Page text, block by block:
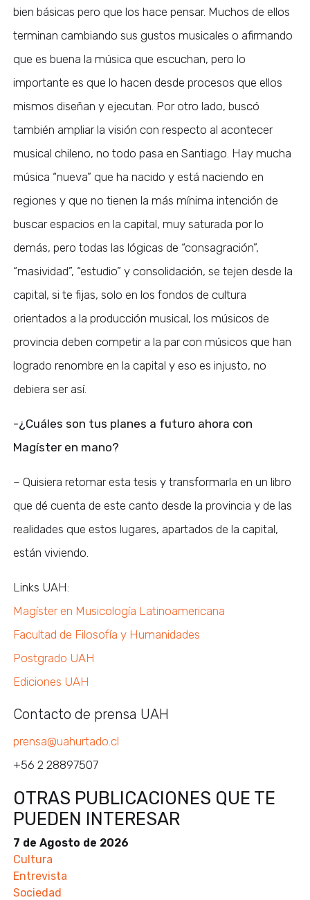
bien básicas pero que los hace pensar. Muchos de ellos
terminan cambiando sus gustos musicales o afirmando
que es buena la música que escuchan, pero lo
importante es que lo hacen desde procesos que ellos
mismos diseñan y ejecutan. Por otro lado, buscó
también ampliar la visión con respecto al acontecer
musical chileno, no todo pasa en Santiago. Hay mucha
música “nueva” que ha nacido y está naciendo en
regiones y que no tienen la más mínima intención de
buscar espacios en la capital, muy saturada por lo
demás, pero todas las lógicas de “consagración”,
“masividad”, “estudio” y consolidación, se tejen desde la
capital, si te fijas, solo en los fondos de cultura
orientados a la producción musical, los músicos de
provincia deben competir a la par con músicos que han
logrado renombre en la capital y eso es injusto, no
debiera ser así.
-¿Cuáles son tus planes a futuro ahora con
Magíster en mano?
– Quisiera retomar esta tesis y transformarla en un libro
que dé cuenta de este canto desde la provincia y de las
realidades que estos lugares, apartados de la capital,
están viviendo.
Links UAH:
Magíster en Musicología Latinoamericana
Facultad de Filosofía y Humanidades
Postgrado UAH
Ediciones UAH
Contacto de prensa UAH
prensa@uahurtado.cl
+56 2 28897507
OTRAS PUBLICACIONES QUE TE
PUEDEN INTERESAR
7 de Agosto de 2026
Cultura
Entrevista
Sociedad